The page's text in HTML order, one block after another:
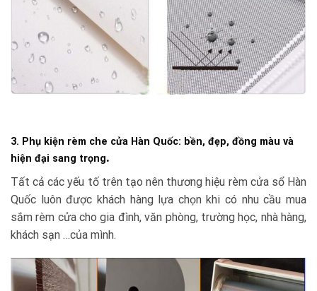
3. Phụ kiện rèm che cửa Hàn Quốc: bền, đẹp, đồng màu và
hiện đại sang trọng.
Tất cả các yếu tố trên tạo nên thương hiệu rèm cửa sổ Hàn
Quốc luôn được khách hàng lựa chọn khi có nhu cầu mua
sắm rèm cửa cho gia đình, văn phòng, trường học, nhà hàng,
khách sạn …của mình.